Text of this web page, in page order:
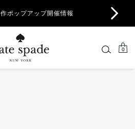
ポップアップ開催情報
0